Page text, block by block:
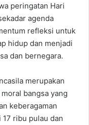
peringatan Hari
agenda
refleksi untuk
hidup dan menjadi
dan bernegara.
merupakan
bangsa yang
keberagaman
ribu pulau dan